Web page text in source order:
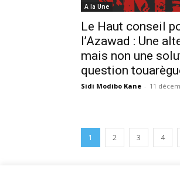
A la Une
Le Haut conseil
l’Azawad : Une
mais non une
question
Sidi Modibo Kane - 11
1 2 3 4